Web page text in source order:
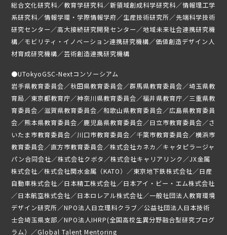
ニュース
募集要項
受講生専用ページ
総合文化研究科／教育学研究科／新領域創成科学研究科／情報理工学
系研究科／情報学環・学際情報学府／生産技術研究所／先端科学技術
研究センター／高大接続研究開発センター／地域未来社会連携研究機
構／モビリティ・イノベーション連携研究機構／価値創造デザイン人
材育成研究機構／芸術創造連携研究機構
●UTokyoGSC-Nextコンソーシアム
岩手県教育委員会／秋田県教育委員会／群馬県教育委員会／埼玉県教
育局／東京都教育庁／神奈川県教育委員会／福井県教育庁／三重県教
育委員会／滋賀県教育委員会／和歌山県教育委員会／広島県教育委員
会／熊本県教育委員会／鹿児島県教育委員会／日立市教育委員会／さ
いたま市教育委員会／川口市教育委員会／千葉市教育委員会／横浜市
教育委員会／直方市教育委員会／株式会社カネカ／キャタピラージャ
パン合同会社／株式会社クボタ／株式会社キャリアリンク／JX金属
株式会社／株式会社関水金属（KATO）／東京地下鉄株式会社／日産
自動車株式会社／日本精工株式会社／日本アイ・ビー・エム株式会社
／日本航空株式会社／日本ロレアル株式会社／一般社団法人教育環境
デザイン研究所／NPO法人日立理科クラブ／公益社団法人日本技術
士会埼玉県支部／NPO法人IHRP(全国高校生異分野融合型研究プログ
ラム）／Global Talent Mentoring